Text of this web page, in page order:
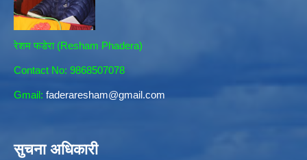
रेशम फडेरा (Resham Phadera)
Contact No: 9868507078
Gmail: faderaresham@gmail.com
सुचना अधिकारी